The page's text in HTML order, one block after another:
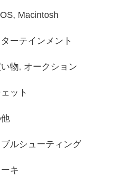
Macintosh
ーテインメント
物, オークション
ット
ブルシューティング
キ